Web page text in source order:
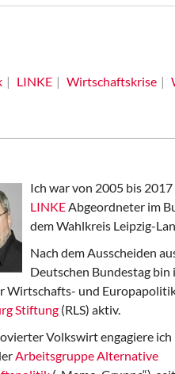
LINKE Wirtschaftskrise
Ich war von 2005 bis
LINKEAbgeordneter im
dem Wahlkreis Leipzig-
Nach dem Ausscheiden
Deutschen Bundestag bin
Wirtschafts- und
Stiftung (RLS) aktiv.
Volkswirt engagiere ich
Arbeitsgruppe Alternative